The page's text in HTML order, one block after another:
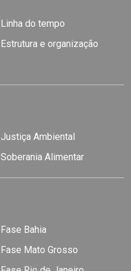
Linha do tempo
Estrutura e organização
Justiça Ambiental
Soberania Alimentar
Fase Bahia
Fase Mato Grosso